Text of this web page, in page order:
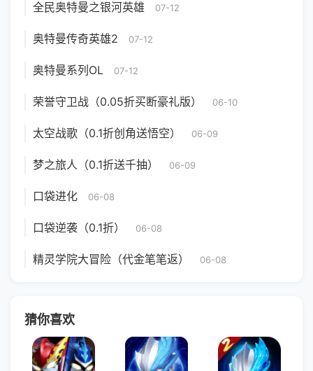
全民奥特曼之银河英雄 07-12
奥特曼传奇英雄2 07-12
奥特曼系列OL 07-12
荣誉守卫战（0.05折买断豪礼版） 06-10
太空战歌（0.1折创角送悟空） 06-09
梦之旅人（0.1折送千抽） 06-09
口袋进化 06-08
口袋逆袭（0.1折） 06-08
精灵学院大冒险（代金笔笔返） 06-08
猜你喜欢